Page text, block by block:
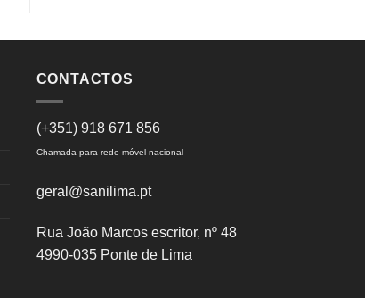
CONTACTOS
(+351) 918 671 856
Chamada para rede móvel nacional
geral@sanilima.pt
Rua João Marcos escritor, nº 48
4990-035 Ponte de Lima